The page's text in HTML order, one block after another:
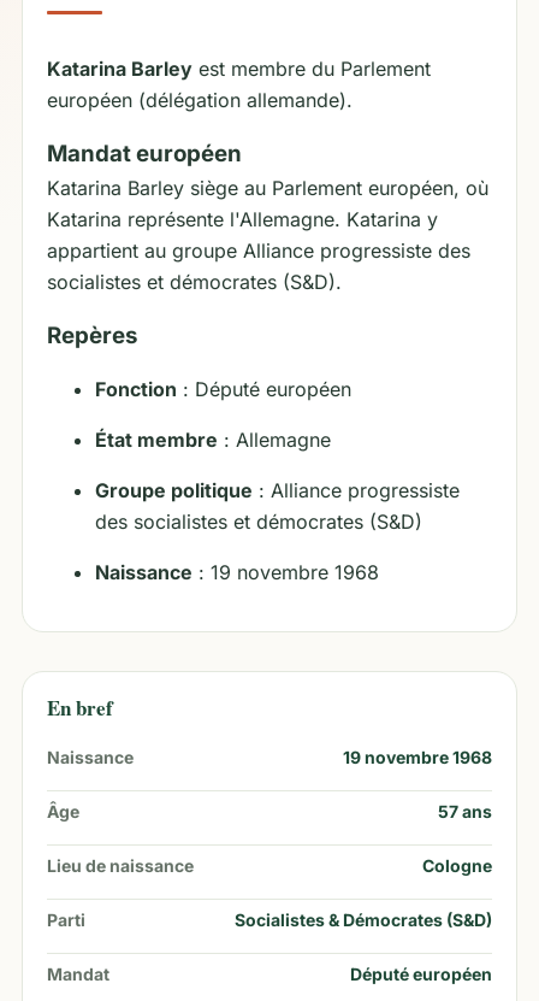
Katarina Barley est membre du Parlement
européen (délégation allemande).
Mandat européen
Katarina Barley siège au Parlement européen, où
Katarina représente l'Allemagne. Katarina y
appartient au groupe Alliance progressiste des
socialistes et démocrates (S&D).
Repères
Fonction : Député européen
État membre : Allemagne
Groupe politique : Alliance progressiste
des socialistes et démocrates (S&D)
Naissance : 19 novembre 1968
En bref
Naissance 19 novembre 1968
Âge 57ans
Lieu de naissance Cologne
Parti Socialistes & Démocrates (S&D)
Mandat Député européen